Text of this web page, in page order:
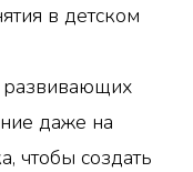
в детском
развивающих
даже на
чтобы создать